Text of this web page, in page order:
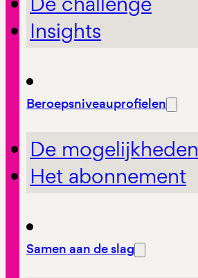
Insights
Beroepsniveauprofielen
De mogelijkheden
Het abonnement
Samen aan de slag